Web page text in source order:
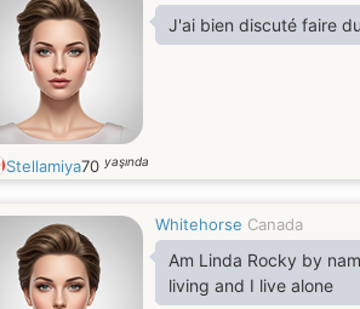
J'ai bien discuté faire
Stellamiya70 yaşında
Whitehorse Canada
Am Linda Rocky by
living and I live alone